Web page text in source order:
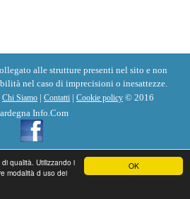
OK
qualità. Utilizzando i
modalità d uso dei
alle strutture presenti nel sito e non
nel caso di imprecisioni o inesattezze.
Chi Siamo | Contatti | Cookie policy © 2016
Info.Com